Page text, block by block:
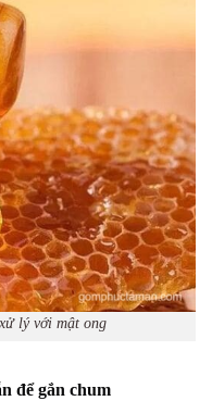
lý với mật ong
để gắn chum